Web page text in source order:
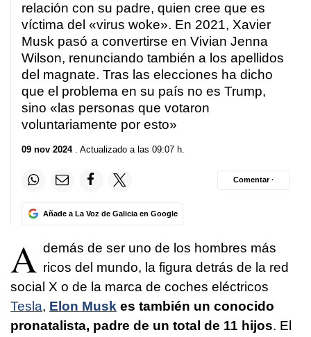
relación con su padre, quien cree que es
víctima del «virus woke». En 2021, Xavier
Musk pasó a convertirse en Vivian Jenna
Wilson, renunciando también a los apellidos
del magnate. Tras las elecciones ha dicho
que el problema en su país no es Trump,
sino «las personas que votaron
voluntariamente por esto»
09 nov 2024. Actualizado a las 09:07 h.
Añade a La Voz de Galicia en Google
Comentar ·
A demás de ser uno de los hombres más
ricos del mundo, la figura detrás de la red
social X o de la marca de coches eléctricos
Tesla, Elon Musk es también un conocido
pronatalista, padre de un total de 11 hijos. El